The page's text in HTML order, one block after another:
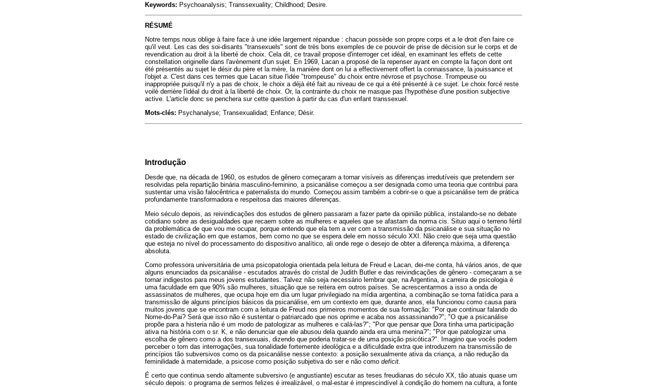
Keywords: Psychoanalysis; Transsexuality; Childhood; Desire.
RÉSUMÉ
Notre temps nous oblige à faire face à une idée largement répandue : chacun possède son propre corps et a le droit d'en faire ce
qu'il veut. Les cas des soi-disants "transexuels" sont de très bons exemples de ce pouvoir de prise de décision sur le corps et de
revendication au droit à la liberté de choix. Cela dit, ce travail propose d'interroger cet idéal, en examinant les effets de cette
constellation originelle dans l'avènement d'un sujet. En 1969, Lacan a proposé de la repenser ayant en compte la façon dont ont
été présentés au sujet le désir du père et la mère, la manière dont on lui a effectivement offert la connaissance, la jouissance et
l'objet a. C'est dans ces termes que Lacan situe l'idée "trompeuse" du choix entre névrose et psychose. Trompeuse ou
inappropriée puisqu'il n'y a pas de choix, le choix a déjà été fait au niveau de ce qui a été présenté à ce sujet. Le choix forcé reste
voilé derrière l'idéal du droit à la liberté de choix. Or, la contrainte du choix ne masque pas l'hypothèse d'une position subjective
active. L'article donc se penchera sur cette question à partir du cas d'un enfant transsexuel.
Mots-clés: Psychanalyse; Transexualidad; Enfance; Désir.
Introdução
Desde que, na década de 1960, os estudos de gênero começaram a tornar visíveis as diferenças irredutíveis que pretendem ser
resolvidas pela repartição binária masculino-feminino, a psicanálise começou a ser designada como uma teoria que contribui para
sustentar uma visão falocêntrica e paternalista do mundo. Começou assim também a cobrir-se o que a psicanálise tem de prática
profundamente transformadora e respeitosa das maiores diferenças.
Meio século depois, as reivindicações dos estudos de gênero passaram a fazer parte da opinião pública, instalando-se no debate
cotidiano sobre as desigualdades que recaem sobre as mulheres e aqueles que se afastam da norma cis. Situo aqui o terreno fértil
da problemática de que vou me ocupar, porque entendo que ela tem a ver com a transmissão da psicanálise e sua situação no
estado de civilização em que estamos, bem como no que se espera dele em nosso século XXI. Não creio que seja uma questão
que esteja no nível do processamento do dispositivo analítico, ali onde rege o desejo de obter a diferença máxima, a diferença
absoluta.
Como professora universitária de uma psicopatologia orientada pela leitura de Freud e Lacan, dei-me conta, há vários anos, de que
alguns enunciados da psicanálise - escutados através do cristal de Judith Butler e das reivindicações de gênero - começaram a se
tornar indigestos para meus jovens estudantes. Talvez não seja necessário lembrar que, na Argentina, a carreira de psicologia é
uma faculdade em que 90% são mulheres, situação que se reitera em outros países. Se acrescentarmos a isso a onda de
assassinatos de mulheres, que ocupa hoje em dia um lugar privilegiado na mídia argentina, a combinação se torna fatídica para a
transmissão de alguns princípios básicos da psicanálise, em um contexto em que, durante anos, ela funcionou como causa para
muitos jovens que se encontram com a leitura de Freud nos primeiros momentos de sua formação: "Por que continuar falando do
Nome-do-Pai? Será que isso não é sustentar o patriarcado que nos oprime e acaba nos assassinando?"; "O que a psicanálise
propõe para a histeria não é um modo de patologizar as mulheres e calá-las?"; "Por que pensar que Dora tinha uma participação
ativa na história com o sr. K, e não denunciar que ele abusou dela quando ainda era uma menina?"; "Por que patologizar uma
escolha de gênero como a dos transexuais, dizendo que poderia tratar-se de uma posição psicótica?". Imagino que vocês podem
perceber o tom das interrogações, sua tonalidade fortemente ideológica e a dificuldade extra que introduzem na transmissão de
princípios tão subversivos como os da psicanálise nesse contexto: a posição sexualmente ativa da criança, a não redução da
feminilidade à maternidade, a psicose como posição subjetiva do ser e não como deficit.
É certo que continua sendo altamente subversivo (e angustiante) escutar as teses freudianas do século XX, tão atuais quase um
século depois: o programa de sermos felizes é irrealizável, o mal-estar é imprescindível à condição do homem na cultura, a fonte